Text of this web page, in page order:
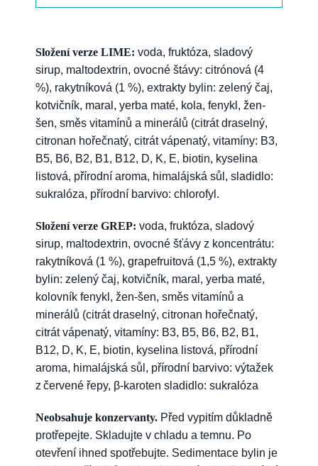
Složení verze LIME: voda, fruktóza, sladový
sirup, maltodextrin, ovocné štávy: citrónová (4
%), rakytníková (1 %), extrakty bylin: zelený čaj,
kotvičník, maral, yerba maté, kola, fenykl, žen-
šen, směs vitamínů a minerálů (citrát draselný,
citronan hořečnatý, citrát vápenatý, vitamíny: B3,
B5, B6, B2, B1, B12, D, K, E, biotin, kyselina
listová, přírodní aroma, himalájská sůl, sladidlo:
sukralóza, přírodní barvivo: chlorofyl.
Složení verze GREP: voda, fruktóza, sladový
sirup, maltodextrin, ovocné šťávy z koncentrátu:
rakytníková (1 %), grapefruitová (1,5 %), extrakty
bylin: zelený čaj, kotvičník, maral, yerba maté,
kolovník fenykl, žen-šen, směs vitamínů a
minerálů (citrát draselný, citronan hořečnatý,
citrát vápenatý, vitamíny: B3, B5, B6, B2, B1,
B12, D, K, E, biotin, kyselina listová, přírodní
aroma, himalájská sůl, přírodní barvivo: výtažek
z červené řepy, β-karoten sladidlo: sukralóza
Neobsahuje konzervanty. Před vypitím důkladně
protřepejte. Skladujte v chladu a temnu. Po
otevření ihned spotřebujte. Sedimentace bylin je